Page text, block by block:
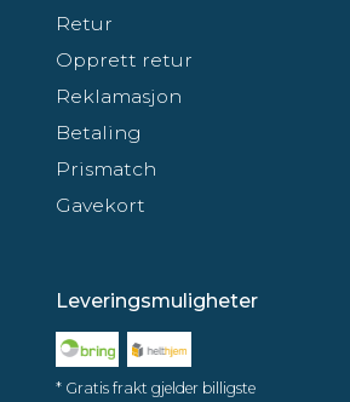
Retur
Opprett retur
Reklamasjon
Betaling
Prismatch
Gavekort
Leveringsmuligheter
* Gratis frakt gjelder billigste